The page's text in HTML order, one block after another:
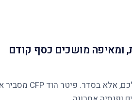
ומאיפה מושכים כסף קודם